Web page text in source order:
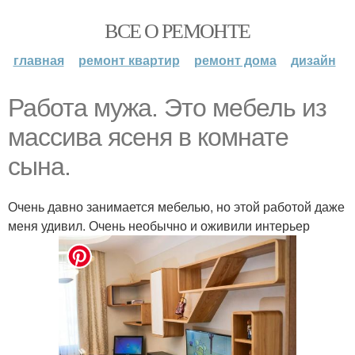
ВСЕ О РЕМОНТЕ
главная ремонт квартир ремонт дома дизайн
Работа мужа. Это мебель из
массива ясеня в комнате
сына.
Очень давно занимается мебелью, но этой работой даже
меня удивил. Очень необычно и оживили интерьер